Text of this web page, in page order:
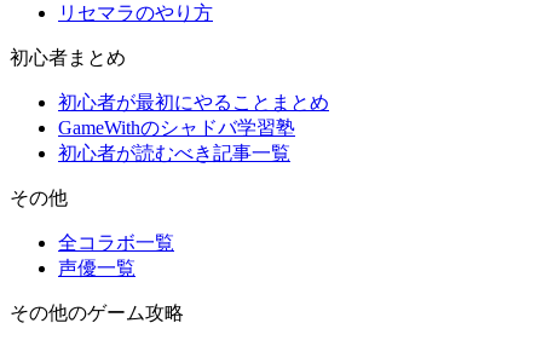
リセマラのやり方
初心者まとめ
初心者が最初にやることまとめ
GameWithのシャドバ学習塾
初心者が読むべき記事一覧
その他
全コラボ一覧
声優一覧
その他のゲーム攻略